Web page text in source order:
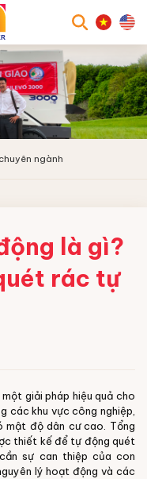
ngành
là gì?
rác tự
giải pháp hiệu quả cho
các khu vực công nghiệp,
mật độ dân cư cao. Tổng
thiết kế để tự động quét
sự can thiệp của con
lý hoạt động và các